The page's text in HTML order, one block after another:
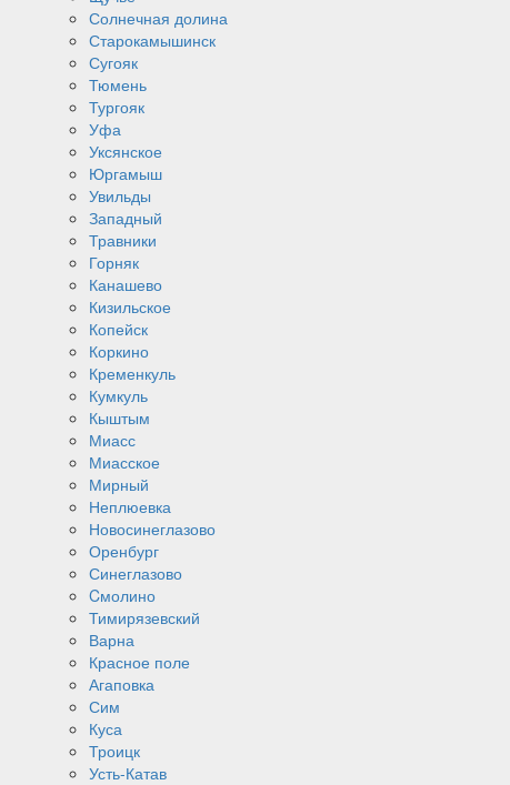
Солнечная долина
Старокамышинск
Сугояк
Тюмень
Тургояк
Уфа
Уксянское
Юргамыш
Увильды
Западный
Травники
Горняк
Канашево
Кизильское
Копейск
Коркино
Кременкуль
Кумкуль
Кыштым
Миасс
Миасское
Мирный
Неплюевка
Новосинеглазово
Оренбург
Синеглазово
Cмолино
Тимирязевский
Варна
Красное поле
Агаповка
Сим
Куса
Троицк
Усть-Катав